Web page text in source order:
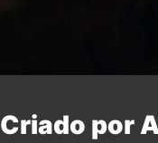
Criado por